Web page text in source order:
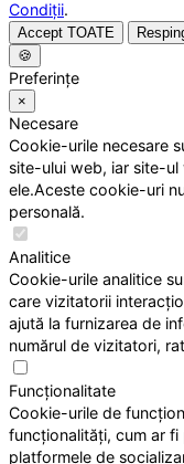
Condiții.
Accept TOATE
🍪
Preferințe
×
Necesare
Cookie-urile necesare
site-ului web, iar site-
ele.Aceste cookie-uri
personală.
Analitice
Cookie-urile analitice
care vizitatorii
ajută la furnizarea de
numărul de vizitatori,
Funcționalitate
Cookie-urile de
funcționalități, cum ar
platformele de